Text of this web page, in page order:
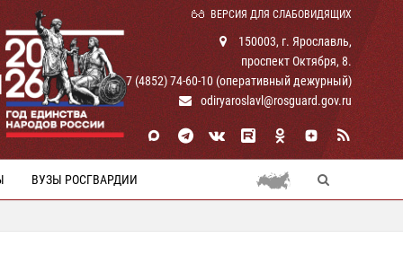
ВЕРСИЯ ДЛЯ СЛАБОВИДЯЩИХ
150003, г. Ярославль,
проспект Октября, 8.
+ 7 (4852) 74-60-10 (оперативный дежурный)
odiryaroslavl@rosguard.gov.ru
ВУЗЫ РОСГВАРДИИ